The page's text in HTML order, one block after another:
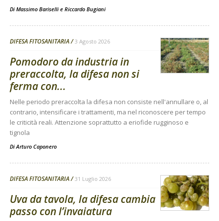
Di Massimo Bariselli e Riccardo Bugiani
DIFESA FITOSANITARIA 3 Agosto 2026
Pomodoro da industria in
preraccolta, la difesa non si
ferma con...
Nelle periodo preraccolta la difesa non consiste nell'annullare o, al
contrario, intensificare i trattamenti, ma nel riconoscere per tempo
le criticità reali. Attenzione soprattutto a eriofide rugginoso e
tignola
Di Arturo Caponero
DIFESA FITOSANITARIA 31 Luglio 2026
Uva da tavola, la difesa cambia
passo con l’invaiatura